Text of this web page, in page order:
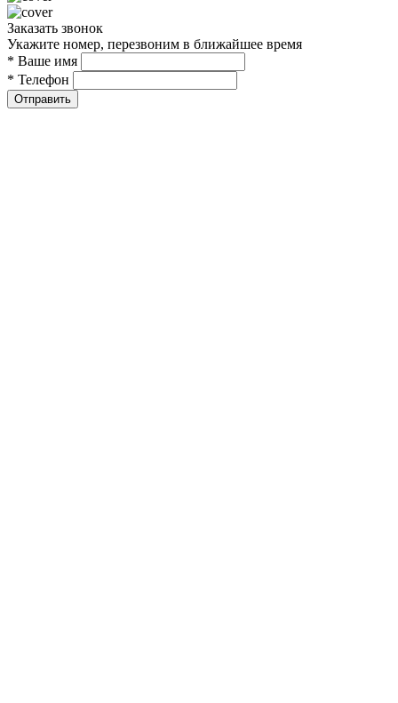
Заказать звонок
Укажите номер, перезвоним в ближайшее время
* Ваше имя
* Телефон
Отправить